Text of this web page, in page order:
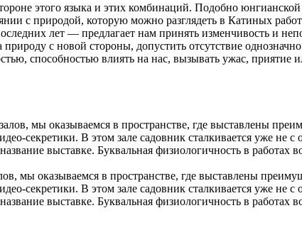
этого языка и этих комбинаций. Подобно
с природой, которую можно разглядеть в Катиных
лет — предлагает нам принять изменчивость и
с новой стороны, допустить отсутствие
способностью влиять на нас, вызывать ужас,
мы оказываемся в пространстве, где выставлены
секретики. В этом зале садовник сталкивается уже не
выставке. Буквальная физиологичность в работах